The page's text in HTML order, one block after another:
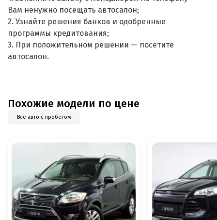
Вам ненужно посещать автосалон;
2. Узнайте решения банков и одобренные
программы кредитования;
3. При положительном решении — посетите
автосалон.
Похожие модели по цене
Все авто с пробегом